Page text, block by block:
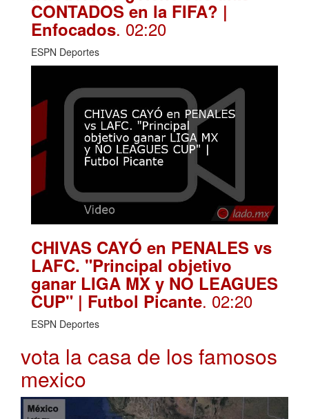
CONTADOS en la FIFA? |
Enfocados. 02:20
ESPN Deportes
CHIVAS CAYÓ en PENALES vs
LAFC. "Principal objetivo
ganar LIGA MX y NO LEAGUES
CUP" | Futbol Picante. 02:20
ESPN Deportes
vota la casa de los famosos
mexico